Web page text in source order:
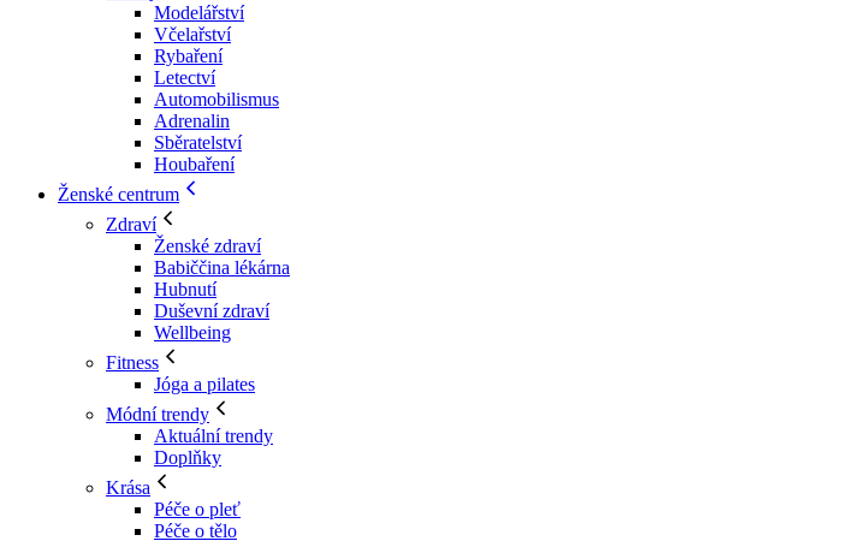
Modelářství
Včelařství
Rybaření
Letectví
Automobilismus
Adrenalin
Sběratelství
Houbaření
Ženské centrum
Zdraví
Ženské zdraví
Babiččina lékárna
Hubnutí
Duševní zdraví
Wellbeing
Fitness
Jóga a pilates
Módní trendy
Aktuální trendy
Doplňky
Krása
Péče o pleť
Péče o tělo